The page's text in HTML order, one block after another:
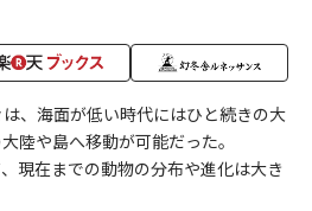
、海面が低い時代にはひと続きの大
陸や島へ移動が可能だった。
現在までの動物の分布や進化は大き